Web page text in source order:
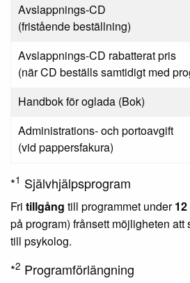
Avslappnings-CD
(fristående beställning)
Avslappnings-CD rabatterat pris
(när CD beställs samtidigt med
Handbok för oglada (Bok)
Administrations- och portoavgift
(vid pappersfakura)
*1 Självhjälpsprogram
Fri tillgång till programmet under
på program) frånsett möjligheten
till psykolog.
*2 Programförlängning